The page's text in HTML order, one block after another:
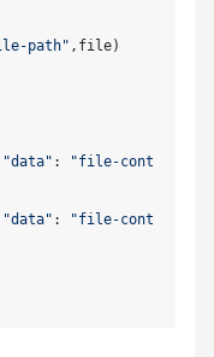
path"
"data" :
"file-cont
"data" :
"file-cont